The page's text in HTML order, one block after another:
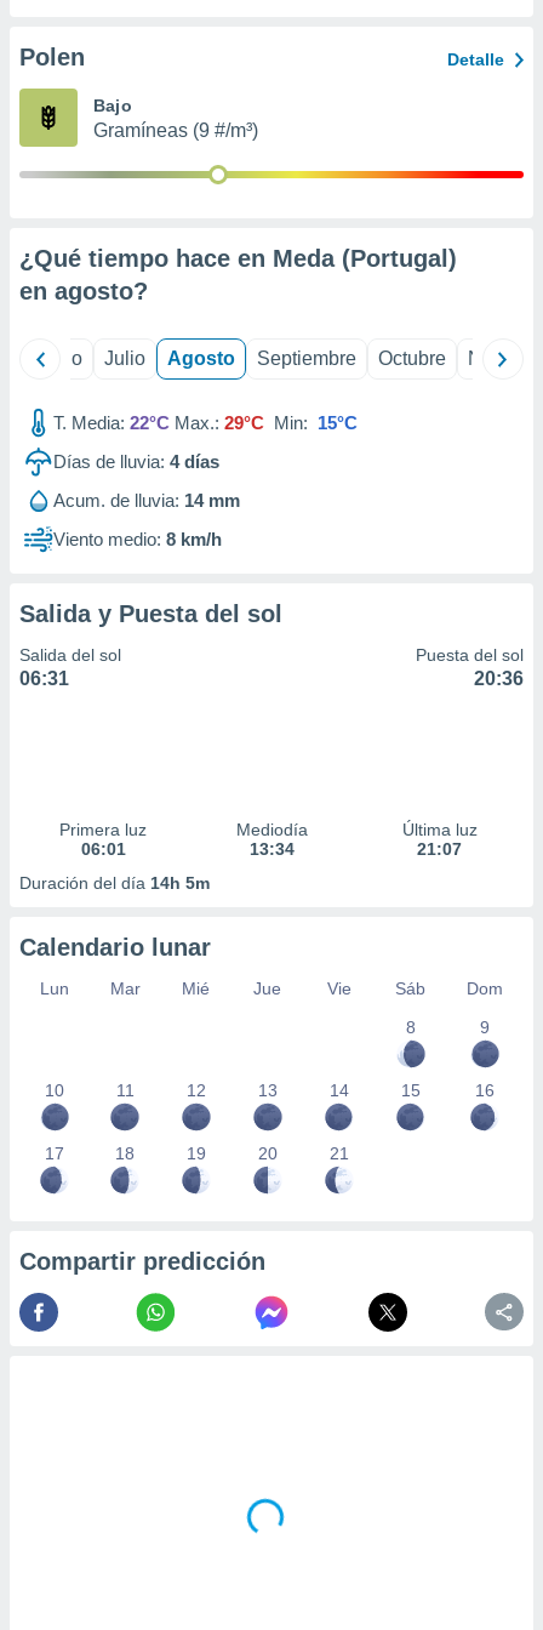
e
mediante
publicidad
publicidad
de
Polen Detalle
Bajo
Gramíneas (9 #/m³)
¿Qué tiempo hace en Meda (Portugal)
en agosto?
Junio Julio Agosto Septiembre Octubre
T. Media: 22°C Max.: 29°C Min: 15°C
Días de lluvia: 4días
Acum. de lluvia: 14 mm
Viento medio: 8 km/h
Salida y Puesta del sol
Salida del sol
06:31
Puesta del sol
20:36
Primera luz
06:01
Mediodía
13:34
Última luz
21:07
Duración del día 14h 5m
Calendario lunar
Lun Mar Mié Jue Vie Sáb
Dom
8
9
10 11 12 13 14 15 16
17 18 19 20 21
Compartir predicción